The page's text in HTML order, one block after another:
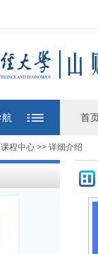
首
课程中心 >> 详细介绍